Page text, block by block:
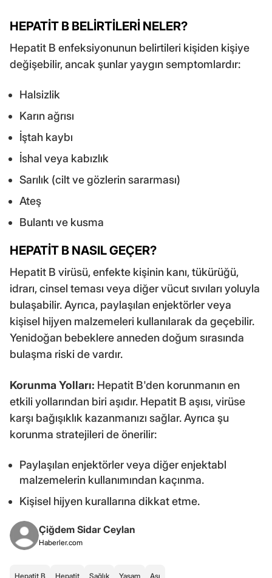
HEPATİT B BELİRTİLERİ NELER?
Hepatit B enfeksiyonunun belirtileri kişiden kişiye
değişebilir, ancak şunlar yaygın semptomlardır:
Halsizlik
Karın ağrısı
İştah kaybı
İshal veya kabızlık
Sarılık (cilt ve gözlerin sararması)
Ateş
Bulantı ve kusma
HEPATİT B NASIL GEÇER?
Hepatit B virüsü, enfekte kişinin kanı, tükürüğü,
idrarı, cinsel teması veya diğer vücut sıvıları yoluyla
bulaşabilir. Ayrıca, paylaşılan enjektörler veya
kişisel hijyen malzemeleri kullanılarak da geçebilir.
Yenidoğan bebeklere anneden doğum sırasında
bulaşma riski de vardır.
Korunma Yolları: Hepatit B'den korunmanın en
etkili yollarından biri aşıdır. Hepatit B aşısı, virüse
karşı bağışıklık kazanmanızı sağlar. Ayrıca şu
korunma stratejileri de önerilir:
Paylaşılan enjektörler veya diğer enjektabl
malzemelerin kullanımından kaçınma.
Kişisel hijyen kurallarına dikkat etme.
Çiğdem Sidar Ceylan
Haberler.com
Hepatit B Hepatit Sağlık Yaşam Aşı